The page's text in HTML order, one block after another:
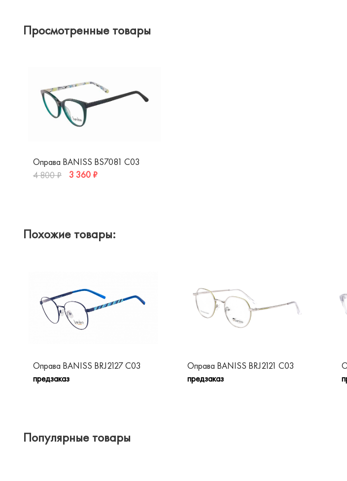
Просмотренные товары
Оправа BANISS BS7081 C03
4 800 ₽
3 360 ₽
Похожие товары:
Оправа BANISS BRJ2127 C03
предзаказ
Оправа BANISS BRJ2121 C03
предзаказ
Популярные товары